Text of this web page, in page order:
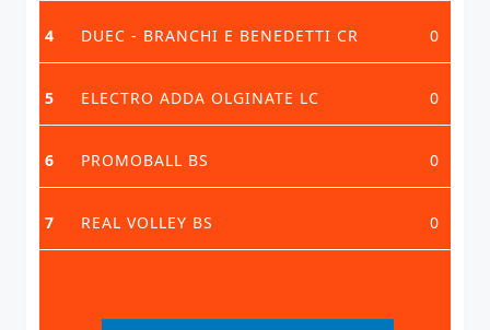
4 DUEC - BRANCHI E BENEDETTI CR 0
5 ELECTRO ADDA OLGINATE LC 0
6 PROMOBALL BS 0
7 REAL VOLLEY BS 0